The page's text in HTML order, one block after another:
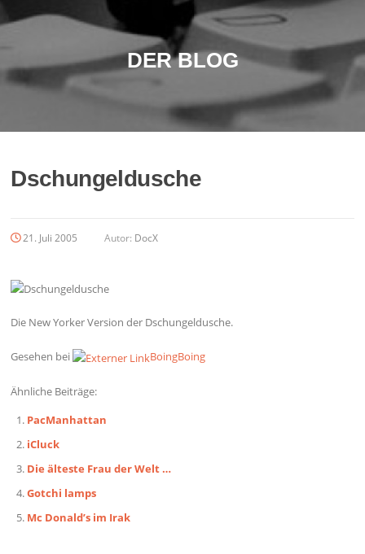
DER BLOG
Dschungeldusche
21. Juli 2005 Autor: DocX
Die New Yorker Version der Dschungeldusche.
Gesehen bei BoingBoing
Ähnliche Beiträge:
PacManhattan
iCluck
Die älteste Frau der Welt …
Gotchi lamps
Mc Donald’s im Irak